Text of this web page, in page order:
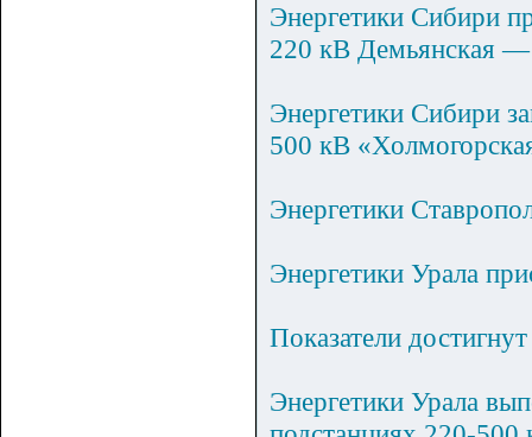
Энергетики Сибири
220 кВ Демьянская
Энергетики Сибири
500 кВ
Энергетики
Энергетики Урала
Показатели
Энергетики Урала